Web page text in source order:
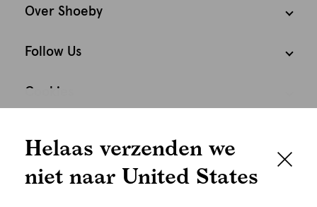
graag persoonlijk
Over Shoeby
Follow Us
Cookies
Helaas verzenden we
niet naar United States